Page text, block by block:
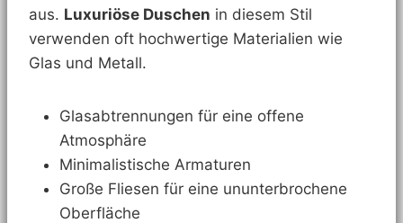
aus. Luxuriöse Duschen in diesem Stil
verwenden oft hochwertige Materialien wie
Glas und Metall.
Glasabtrennungen für eine offene
Atmosphäre
Minimalistische Armaturen
Große Fliesen für eine ununterbrochene
Oberfläche